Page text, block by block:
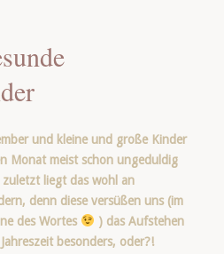
und kleine und große Kinder
Monat meist schon ungeduldig
zuletzt liegt das wohl an
denn diese versüßen uns (im
des Wortes
) das Aufstehen
besonders, oder?!